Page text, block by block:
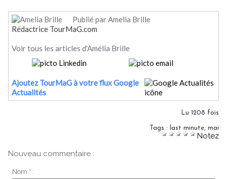
Publié par Amelia Brille
Rédactrice TourMaG.com
Voir tous les articles d'Amélia Brille
Ajoutez TourMaG à votre flux Google
Actualités
Lu 1208 fois
Tags : last minute, mai
Notez
Nouveau commentaire :
Nom * :